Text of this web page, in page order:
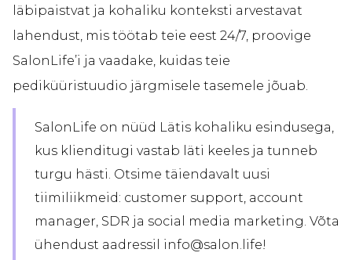
läbipaistvat ja kohaliku konteksti arvestavat
lahendust, mis töötab teie eest 24/7, proovige
SalonLife’i ja vaadake, kuidas teie
pediküüristuudio järgmisele tasemele jõuab.
SalonLife on nüüd Lätis kohaliku esindusega,
kus klienditugi vastab läti keeles ja tunneb
turgu hästi. Otsime täiendavalt uusi
tiimiliikmeid: customer support, account
manager, SDR ja social media marketing. Võta
ühendust aadressil info@salon.life!